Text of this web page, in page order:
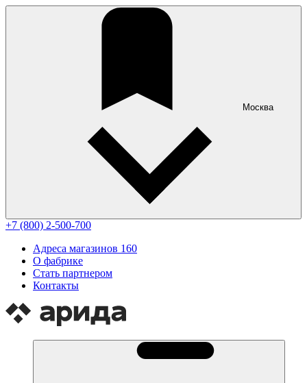
Москва
+7 (800) 2-500-700
Адреса магазинов 160
О фабрике
Стать партнером
Контакты